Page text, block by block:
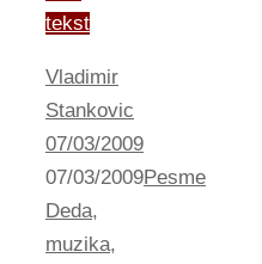
tekst
Vladimir
Stankovic
07/03/2009
07/03/2009Pesme
Deda,
muzika,